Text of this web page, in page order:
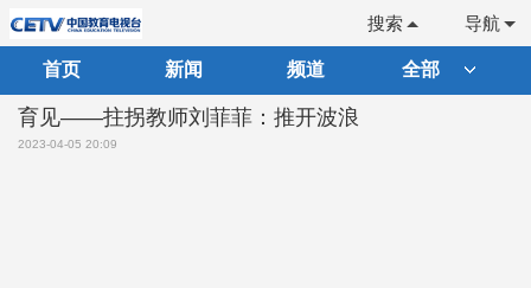
导航
搜索
首页 新闻 频道 全部
育见——拄拐教师刘菲菲：推开波浪
2023-04-05 20:09